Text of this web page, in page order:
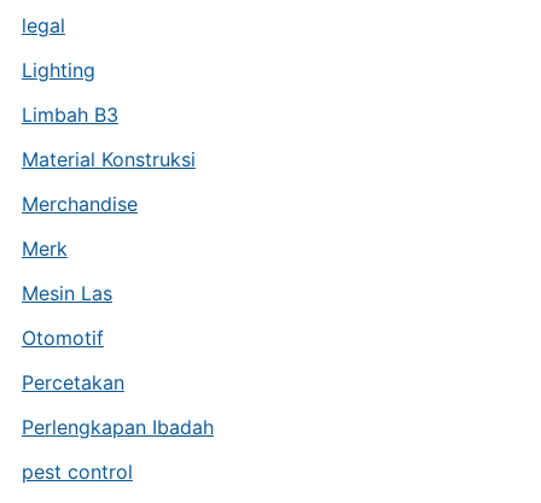
legal
Lighting
Limbah B3
Material Konstruksi
Merchandise
Merk
Mesin Las
Otomotif
Percetakan
Perlengkapan Ibadah
pest control